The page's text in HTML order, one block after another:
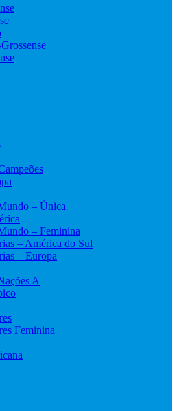
– Única
– Feminina
– América do Sul
– Europa
A
Feminina